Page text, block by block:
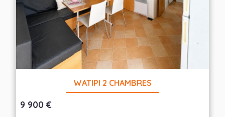
WATIPI 2 CHAMBRES
9 900 €